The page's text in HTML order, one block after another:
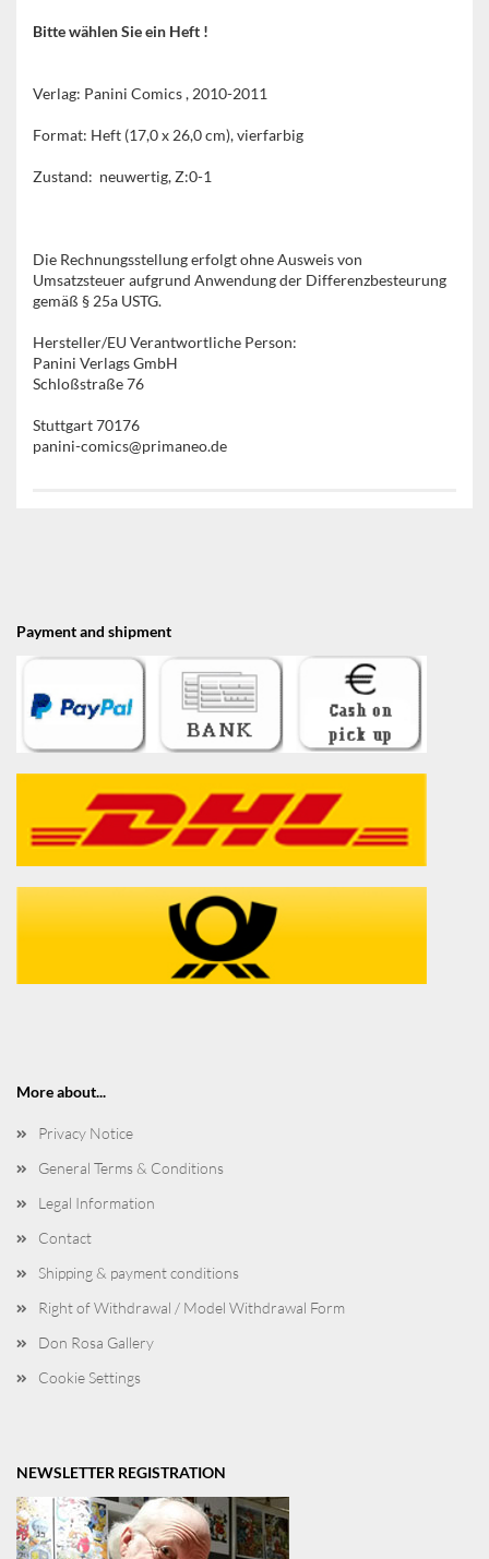
Bitte wählen Sie ein Heft !
Verlag: Panini Comics , 2010-2011
Format: Heft (17,0 x 26,0 cm), vierfarbig
Zustand: neuwertig, Z:0-1
Die Rechnungsstellung erfolgt ohne Ausweis von
Umsatzsteuer aufgrund Anwendung der Differenzbesteurung
gemäß § 25a USTG.
Hersteller/EU Verantwortliche Person:
Panini Verlags GmbH
Schloßstraße 76
Stuttgart 70176
panini-comics@primaneo.de
Payment and shipment
More about...
Privacy Notice
General Terms & Conditions
Legal Information
Contact
Shipping & payment conditions
Right of Withdrawal / Model Withdrawal Form
Don Rosa Gallery
Cookie Settings
NEWSLETTER REGISTRATION